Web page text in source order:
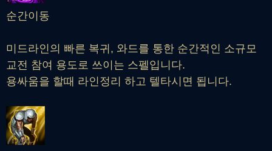
순간이동
미드라인의 빠른 복귀, 와드를 통한 순간적인 소규모
교전 참여 용도로 쓰이는 스펠입니다.
용싸움을 할때 라인정리 하고 텔타시면 됩니다.